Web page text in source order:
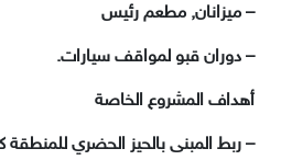
– ميزانان, مطعم رئيس
– دوران قبو لمواقف سيارات.
أهداف المشروع الخاصة
– ربط المبنى بالحيز الحضري